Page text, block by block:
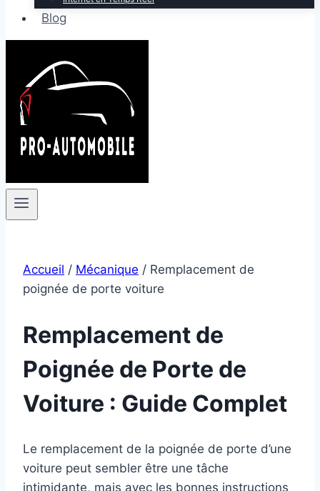
Blog
Accueil / Mécanique / Remplacement de
poignée de porte voiture
Remplacement de
Poignée de Porte de
Voiture : Guide Complet
Le remplacement de la poignée de porte d’une
voiture peut sembler être une tâche
intimidante, mais avec les bonnes instructions